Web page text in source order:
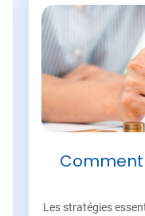
Les stratégies